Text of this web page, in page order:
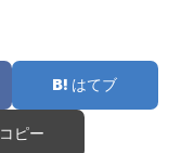
はてブ
コピー